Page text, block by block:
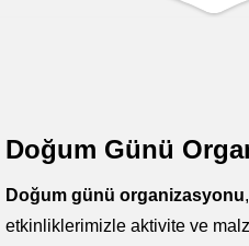
Doğum Günü
Doğum günü organizasyonu
etkinliklerimizle aktivite ve